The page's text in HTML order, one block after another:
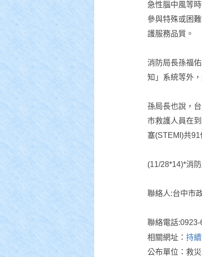
急性腦中風等
參與特殊或困
護服務品質。
消防局長孫福
知」系統等外
孫局長也說，
市救護人員在
塞(STEMI)共
(11/28*14)*消
聯絡人:台中市
聯絡電話:0923-
相關網址： 持
公布單位：救